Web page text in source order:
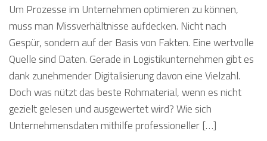
Um Prozesse im Unternehmen optimieren zu können,
muss man Missverhältnisse aufdecken. Nicht nach
Gespür, sondern auf der Basis von Fakten. Eine wertvolle
Quelle sind Daten. Gerade in Logistikunternehmen gibt es
dank zunehmender Digitalisierung davon eine Vielzahl.
Doch was nützt das beste Rohmaterial, wenn es nicht
gezielt gelesen und ausgewertet wird? Wie sich
Unternehmensdaten mithilfe professioneller […]